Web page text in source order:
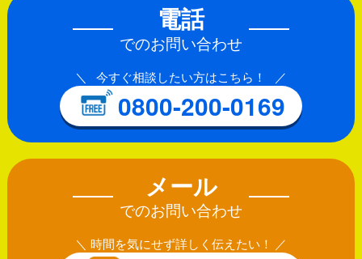
電話
でのお問い合わせ
今すぐ相談したい方はこちら！
0800-200-0169
メール
でのお問い合わせ
時間を気にせず詳しく伝えたい！